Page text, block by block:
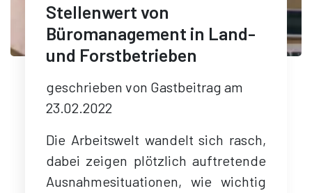
Stellenwert von
Büromanagement in Land-
und Forstbetrieben
geschrieben von Gastbeitrag am
23.02.2022
Die Arbeitswelt wandelt sich rasch,
dabei zeigen plötzlich auftretende
Ausnahmesituationen, wie wichtig